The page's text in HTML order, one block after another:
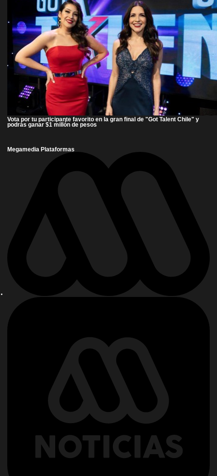
Vota por tu participante favorito en la gran final de "Got Talent Chile" y
podrás ganar $1 millón de pesos
Megamedia Plataformas